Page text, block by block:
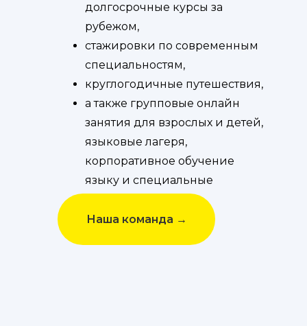
долгосрочные курсы за
рубежом,
стажировки по современным
специальностям,
круглогодичные путешествия,
а также групповые онлайн
занятия для взрослых и детей,
языковые лагеря,
корпоративное обучение
языку и специальные
Наша команда →